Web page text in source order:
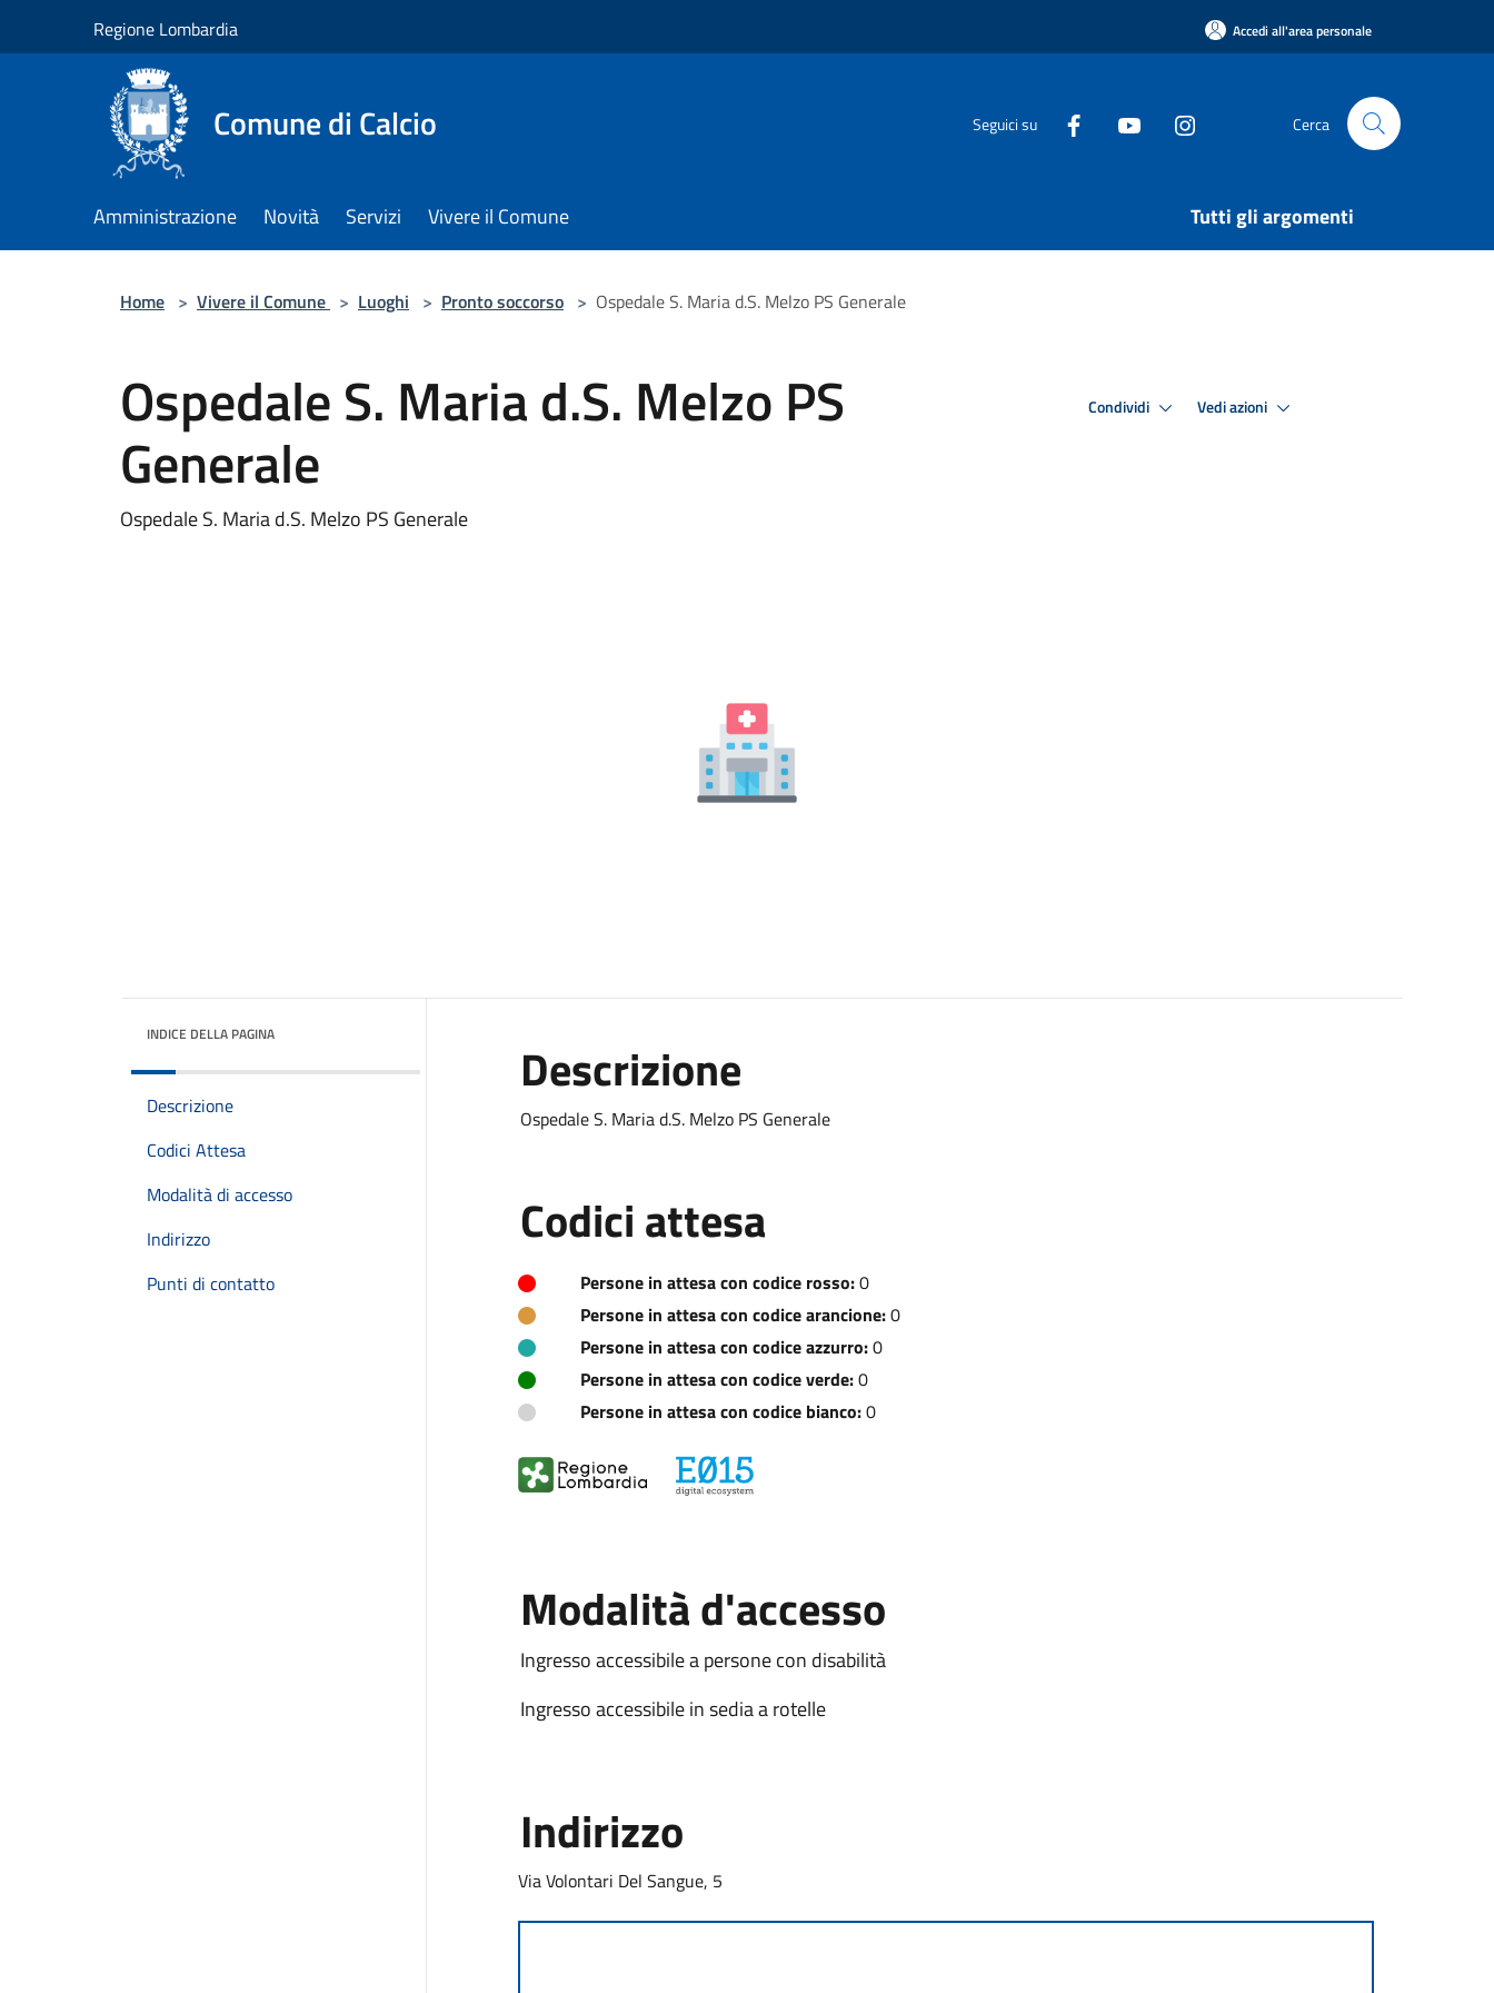
Regione Lombardia Accedi all'area personale
Comune di Calcio Seguici su Cerca
Amministrazione Novità Servizi Vivere il Comune Tutti gli argomenti
Home > Vivere il Comune > Luoghi > Pronto soccorso > Ospedale S. Maria d.S. Melzo PS Generale
Ospedale S. Maria d.S. Melzo PS
Generale
Ospedale S. Maria d.S. Melzo PS Generale
Condividi Vedi azioni
INDICE DELLA PAGINA
Descrizione
Codici Attesa
Modalità di accesso
Indirizzo
Punti di contatto
Descrizione
Ospedale S. Maria d.S. Melzo PS Generale
Codici attesa
Persone in attesa con codice rosso:0
Persone in attesa con codice arancione:0
Persone in attesa con codice azzurro:0
Persone in attesa con codice verde:0
Persone in attesa con codice bianco:0
Modalità d'accesso
Ingresso accessibile a persone con disabilità
Ingresso accessibile in sedia a rotelle
Indirizzo
Via Volontari Del Sangue, 5